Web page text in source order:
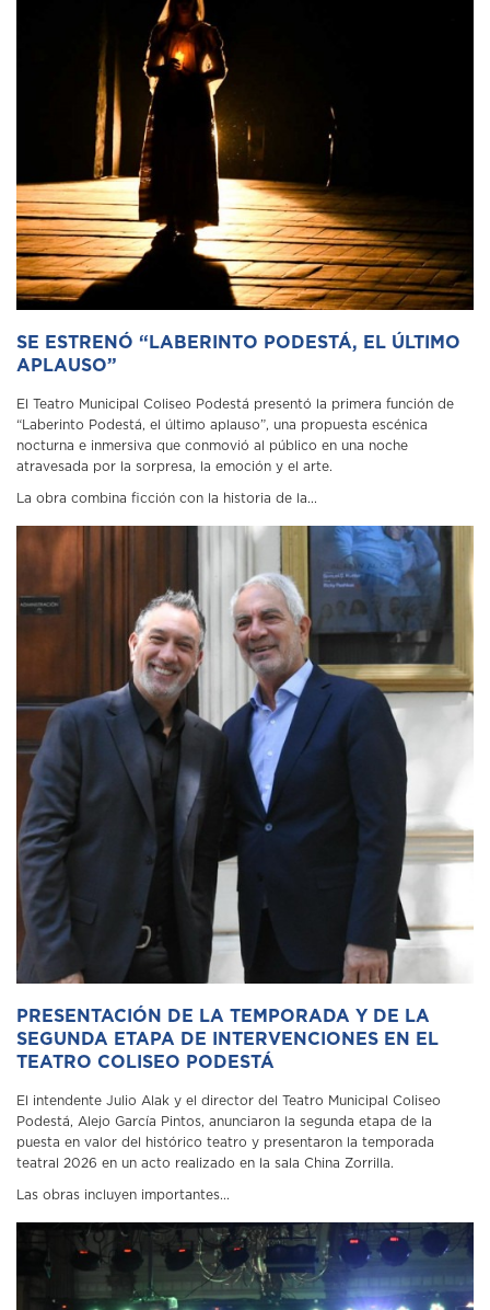
SE ESTRENÓ “LABERINTO PODESTÁ, EL ÚLTIMO
APLAUSO”
El Teatro Municipal Coliseo Podestá presentó la primera función de
“Laberinto Podestá, el último aplauso”, una propuesta escénica
nocturna e inmersiva que conmovió al público en una noche
atravesada por la sorpresa, la emoción y el arte.
La obra combina ficción con la historia de la...
PRESENTACIÓN DE LA TEMPORADA Y DE LA
SEGUNDA ETAPA DE INTERVENCIONES EN EL
TEATRO COLISEO PODESTÁ
El intendente Julio Alak y el director del Teatro Municipal Coliseo
Podestá, Alejo García Pintos, anunciaron la segunda etapa de la
puesta en valor del histórico teatro y presentaron la temporada
teatral 2026 en un acto realizado en la sala China Zorrilla.
Las obras incluyen importantes...